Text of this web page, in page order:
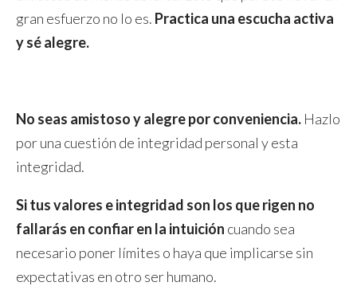
gran esfuerzo no lo es. Practica una escucha activa
y sé alegre.
No seas amistoso y alegre por conveniencia. Hazlo
por una cuestión de integridad personal y esta
integridad.
Si tus valores e integridad son los que rigen no
fallarás en confiar en la intuición cuando sea
necesario poner límites o haya que implicarse sin
expectativas en otro ser humano.